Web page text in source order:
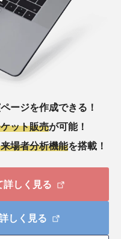
ージを作成できる！
ット販売が可能！
場者分析機能を搭載！
詳しく見る
しく見る